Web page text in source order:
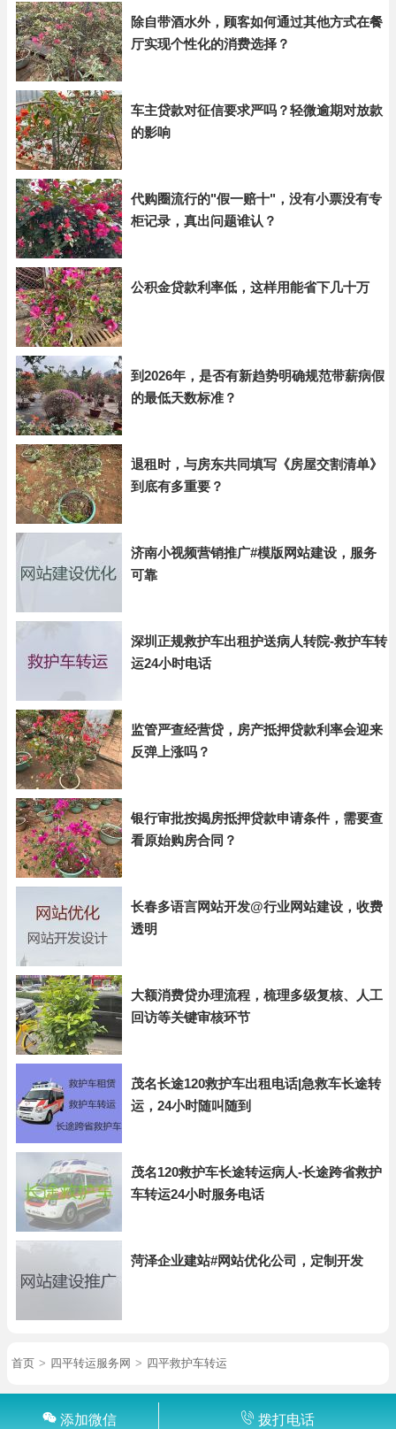
除自带酒水外，顾客如何通过其他方式在餐
厅实现个性化的消费选择？
车主贷款对征信要求严吗？轻微逾期对放款
的影响
代购圈流行的"假一赔十"，没有小票没有专
柜记录，真出问题谁认？
公积金贷款利率低，这样用能省下几十万
到2026年，是否有新趋势明确规范带薪病假
的最低天数标准？
退租时，与房东共同填写《房屋交割清单》
到底有多重要？
济南小视频营销推广#模版网站建设，服务
可靠
深圳正规救护车出租护送病人转院-救护车转
运24小时电话
监管严查经营贷，房产抵押贷款利率会迎来
反弹上涨吗？
银行审批按揭房抵押贷款申请条件，需要查
看原始购房合同？
长春多语言网站开发@行业网站建设，收费
透明
大额消费贷办理流程，梳理多级复核、人工
回访等关键审核环节
茂名长途120救护车出租电话|急救车长途转
运，24小时随叫随到
茂名120救护车长途转运病人-长途跨省救护
车转运24小时服务电话
菏泽企业建站#网站优化公司，定制开发
首页 > 四平转运服务网 > 四平救护车转运
添加微信 拨打电话